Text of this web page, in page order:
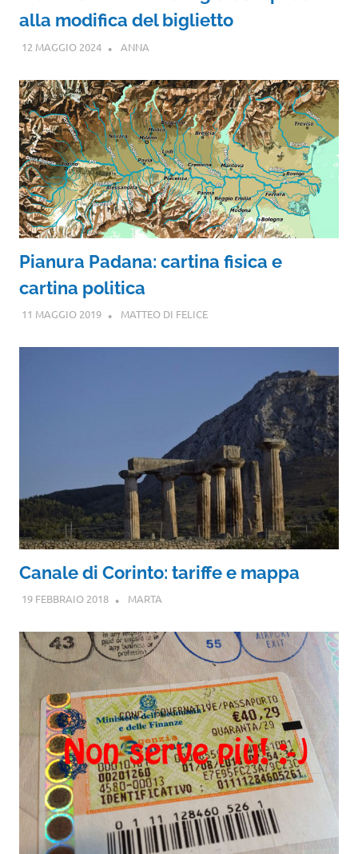
alla modifica del biglietto
12 MAGGIO 2024 ANNA
Pianura Padana: cartina fisica e
cartina politica
11 MAGGIO 2019 MATTEO DI FELICE
Canale di Corinto: tariffe e mappa
19 FEBBRAIO 2018 MARTA